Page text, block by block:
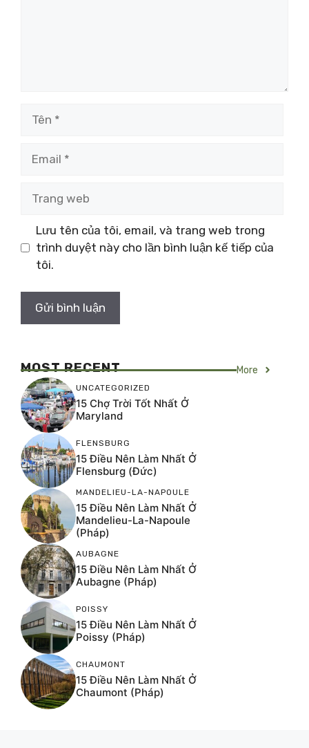
Lưu tên của tôi, email, và trang web trong
trình duyệt này cho lần bình luận kế tiếp của
tôi.
MOST RECENT More
UNCATEGORIZED
15 Chợ Trời Tốt Nhất Ở
Maryland
FLENSBURG
15 Điều Nên Làm Nhất Ở
Flensburg (Đức)
MANDELIEU-LA-NAPOULE
15 Điều Nên Làm Nhất Ở
Mandelieu-La-Napoule
(Pháp)
AUBAGNE
15 Điều Nên Làm Nhất Ở
Aubagne (Pháp)
POISSY
15 Điều Nên Làm Nhất Ở
Poissy (Pháp)
CHAUMONT
15 Điều Nên Làm Nhất Ở
Chaumont (Pháp)